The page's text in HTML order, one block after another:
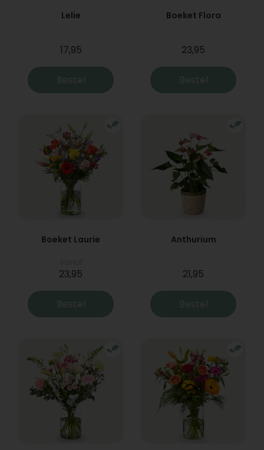
Lelie
17,95
Bestel
Boeket Flora
23,95
Bestel
Boeket Laurie
23,95
Bestel
Anthurium
21,95
Bestel